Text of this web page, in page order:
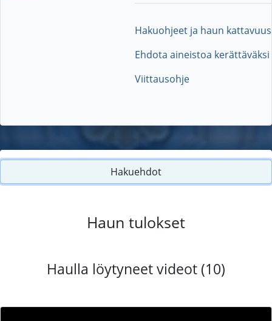
Hakuohjeet ja haun kattavuus
Ehdota aineistoa kerättäväksi
Viittausohje
Hakuehdot
Haun tulokset
Haulla löytyneet videot (10)